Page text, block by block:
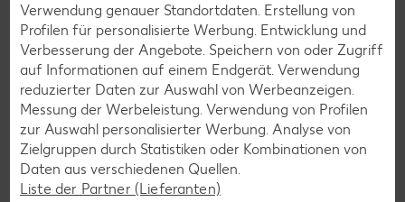
Verwendung genauer Standortdaten. Erstellung von
Profilen für personalisierte Werbung. Entwicklung und
Verbesserung der Angebote. Speichern von oder Zugriff
auf Informationen auf einem Endgerät. Verwendung
reduzierter Daten zur Auswahl von Werbeanzeigen.
Messung der Werbeleistung. Verwendung von Profilen
zur Auswahl personalisierter Werbung. Analyse von
Zielgruppen durch Statistiken oder Kombinationen von
Daten aus verschiedenen Quellen.
Liste der Partner (Lieferanten)